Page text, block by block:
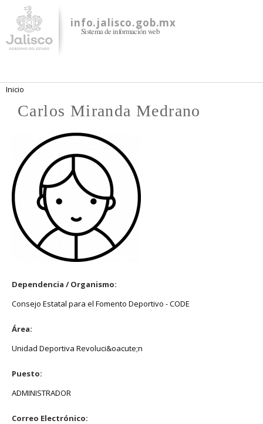
contenido
principal
info.jalisco.gob.mx
Sistema de información web
Se encuentra usted aquí
Inicio
Carlos Miranda Medrano
Dependencia / Organismo:
Consejo Estatal para el Fomento Deportivo - CODE
Área:
Unidad Deportiva Revoluci&oacute;n
Puesto:
ADMINISTRADOR
Correo Electrónico: